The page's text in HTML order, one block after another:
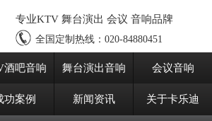
专业KTV 舞台演出 会议 音响品牌
全国定制热线： 020-84880451
酒吧音响 舞台演出音响 会议音响
功案例 新闻资讯 关于卡乐迪